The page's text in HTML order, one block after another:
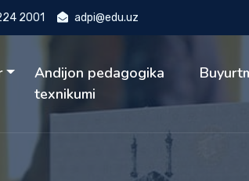
2001 adpi@edu.uz
Andijon pedagogika
texnikumi